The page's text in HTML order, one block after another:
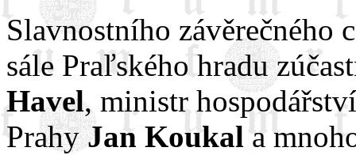
Slavnostního závěrečného
sále Praľského hradu
Havel, ministr
PrahyJan Koukala